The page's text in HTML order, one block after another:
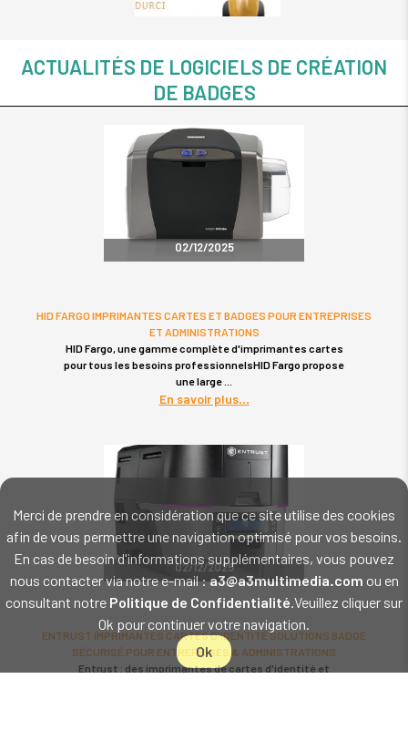
Merci de prendre en considération que ce site utilise des cookies
afin de vous permettre une navigation optimisé pour vos besoins.
En cas de besoin d'informations supplémentaires, vous pouvez
nous contacter via notre e-mail :a3@a3multimedia.com ou en
consultant notre Politique de Confidentialité.Veuillez cliquer sur
Ok pour continuer votre navigation.
Ok
ZXP Serie 3
ACTUALITÉS DE LOGICIELS DE CRÉATION
DE BADGES
02/12/2025
HID FARGO IMPRIMANTES CARTES ET BADGES POUR ENTREPRISES
ET ADMINISTRATIONS
HID Fargo, une gamme complète d'imprimantes cartes
pour tous les besoins professionnelsHID Fargo propose
une large
En savoir plus
02/12/2025
ENTRUST IMPRIMANTES CARTES D'IDENTITÉ SOLUTIONS BADGE
SÉCURISÉ POUR ENTREPRISES & ADMINISTRATIONS
Entrust : des imprimantes de cartes d'identité et